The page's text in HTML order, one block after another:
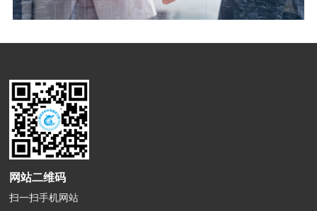
网站二维码
扫一扫手机网站